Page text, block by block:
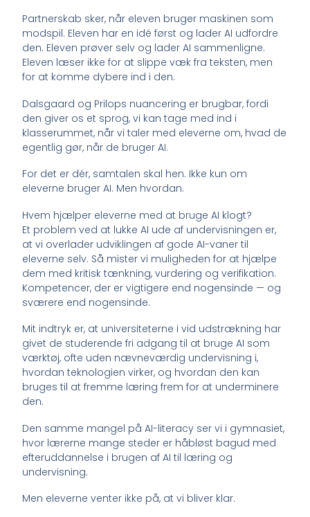
Partnerskab sker, når eleven bruger maskinen som
modspil. Eleven har en idé først og lader AI udfordre
den. Eleven prøver selv og lader AI sammenligne.
Eleven læser ikke for at slippe væk fra teksten, men
for at komme dybere ind i den.
Dalsgaard og Prilops nuancering er brugbar, fordi
den giver os et sprog, vi kan tage med ind i
klasserummet, når vi taler med eleverne om, hvad de
egentlig gør, når de bruger AI.
For det er dér, samtalen skal hen. Ikke kun om
eleverne bruger AI. Men hvordan.
Hvem hjælper eleverne med at bruge AI klogt?
Et problem ved at lukke AI ude af undervisningen er,
at vi overlader udviklingen af gode AI-vaner til
eleverne selv. Så mister vi muligheden for at hjælpe
dem med kritisk tænkning, vurdering og verifikation.
Kompetencer, der er vigtigere end nogensinde — og
sværere end nogensinde.
Mit indtryk er, at universiteterne i vid udstrækning har
givet de studerende fri adgang til at bruge AI som
værktøj, ofte uden nævneværdig undervisning i,
hvordan teknologien virker, og hvordan den kan
bruges til at fremme læring frem for at underminere
den.
Den samme mangel på AI-literacy ser vi i gymnasiet,
hvor lærerne mange steder er håbløst bagud med
efteruddannelse i brugen af AI til læring og
undervisning.
Men eleverne venter ikke på, at vi bliver klar.